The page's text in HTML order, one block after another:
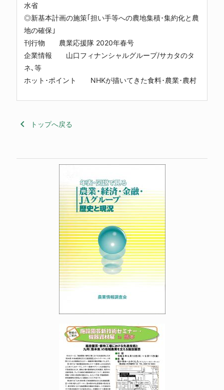
水省
◎新基本計画の施策｢担い手等への農地集積･集約化と農
地の確保｣
刊行物 農業応援隊 2020年春号
企業情報 山口フィナンシャルグループ/サカタのタ
ネ､等
ホット･ポイント NHKが描いてきた食料･農業･農村
keyboard_arrow_left トップへ戻る